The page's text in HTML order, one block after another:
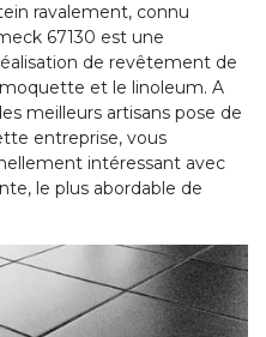
ravalement, connu
67130 est une
de revêtement de
moquette et le linoleum. A
meilleurs artisans pose de
entreprise, vous
intéressant avec
le plus abordable de